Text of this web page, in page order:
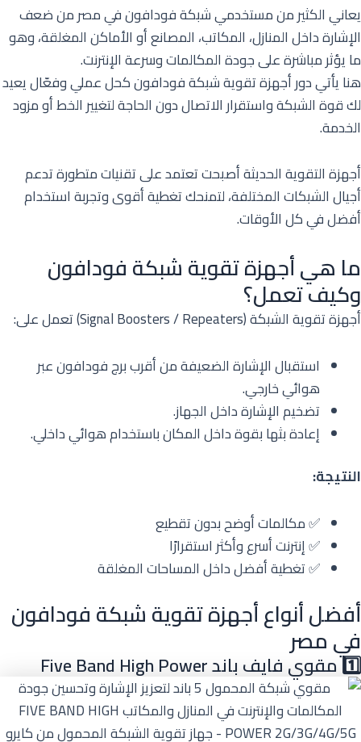
يعاني الكثير من مستخدمي شبكة فودافون في مصر من ضعف
الإشارة داخل المنازل، المكاتب، المصانع أو الأماكن المغلقة، وهو
ما يؤثر مباشرة على جودة المكالمات وسرعة الإنترنت.
هنا يأتي دور أجهزة تقوية شبكة فودافون كحل عملي وفعّال يعيد
لك قوة الشبكة واستقرار الاتصال دون الحاجة لتغيير الخط أو مزود
الخدمة.
أجهزة التقوية الحديثة أصبحت تعتمد على تقنيات متطورة تدعم
أجيال الشبكات المختلفة، لتمنحك تغطية أقوى وتجربة استخدام
أفضل في كل الأوقات.
ما هي أجهزة تقوية شبكة فودافون
وكيف تعمل؟
أجهزة تقوية الشبكة (Signal Boosters / Repeaters) تعمل على:
استقبال الإشارة الضعيفة من أقرب برج فودافون عبر
هوائي خارجي.
تضخيم الإشارة داخل الجهاز.
إعادة بثها بقوة داخل المكان باستخدام هوائي داخلي.
النتيجة:
✅ مكالمات أوضح بدون تقطيع
✅ إنترنت أسرع وأكثر استقرارًا
✅ تغطية أفضل داخل المساحات المغلقة
أفضل أنواع أجهزة تقوية شبكة فودافون
في مصر
1️⃣ مقوي فايف باند Five Band High Power